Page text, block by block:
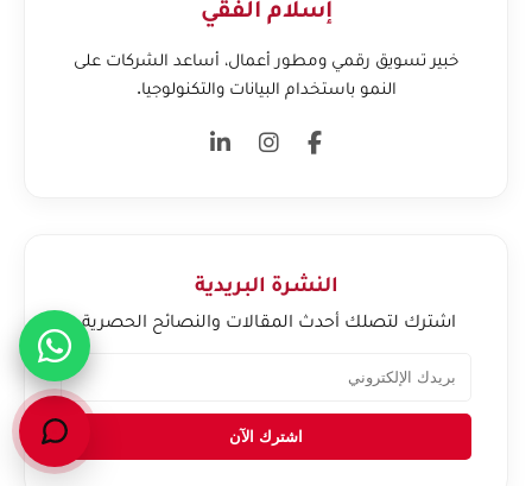
إسلام الفقي
خبير تسويق رقمي ومطور أعمال، أساعد الشركات على
النمو باستخدام البيانات والتكنولوجيا.
النشرة البريدية
اشترك لتصلك أحدث المقالات والنصائح الحصرية.
اشترك الآن